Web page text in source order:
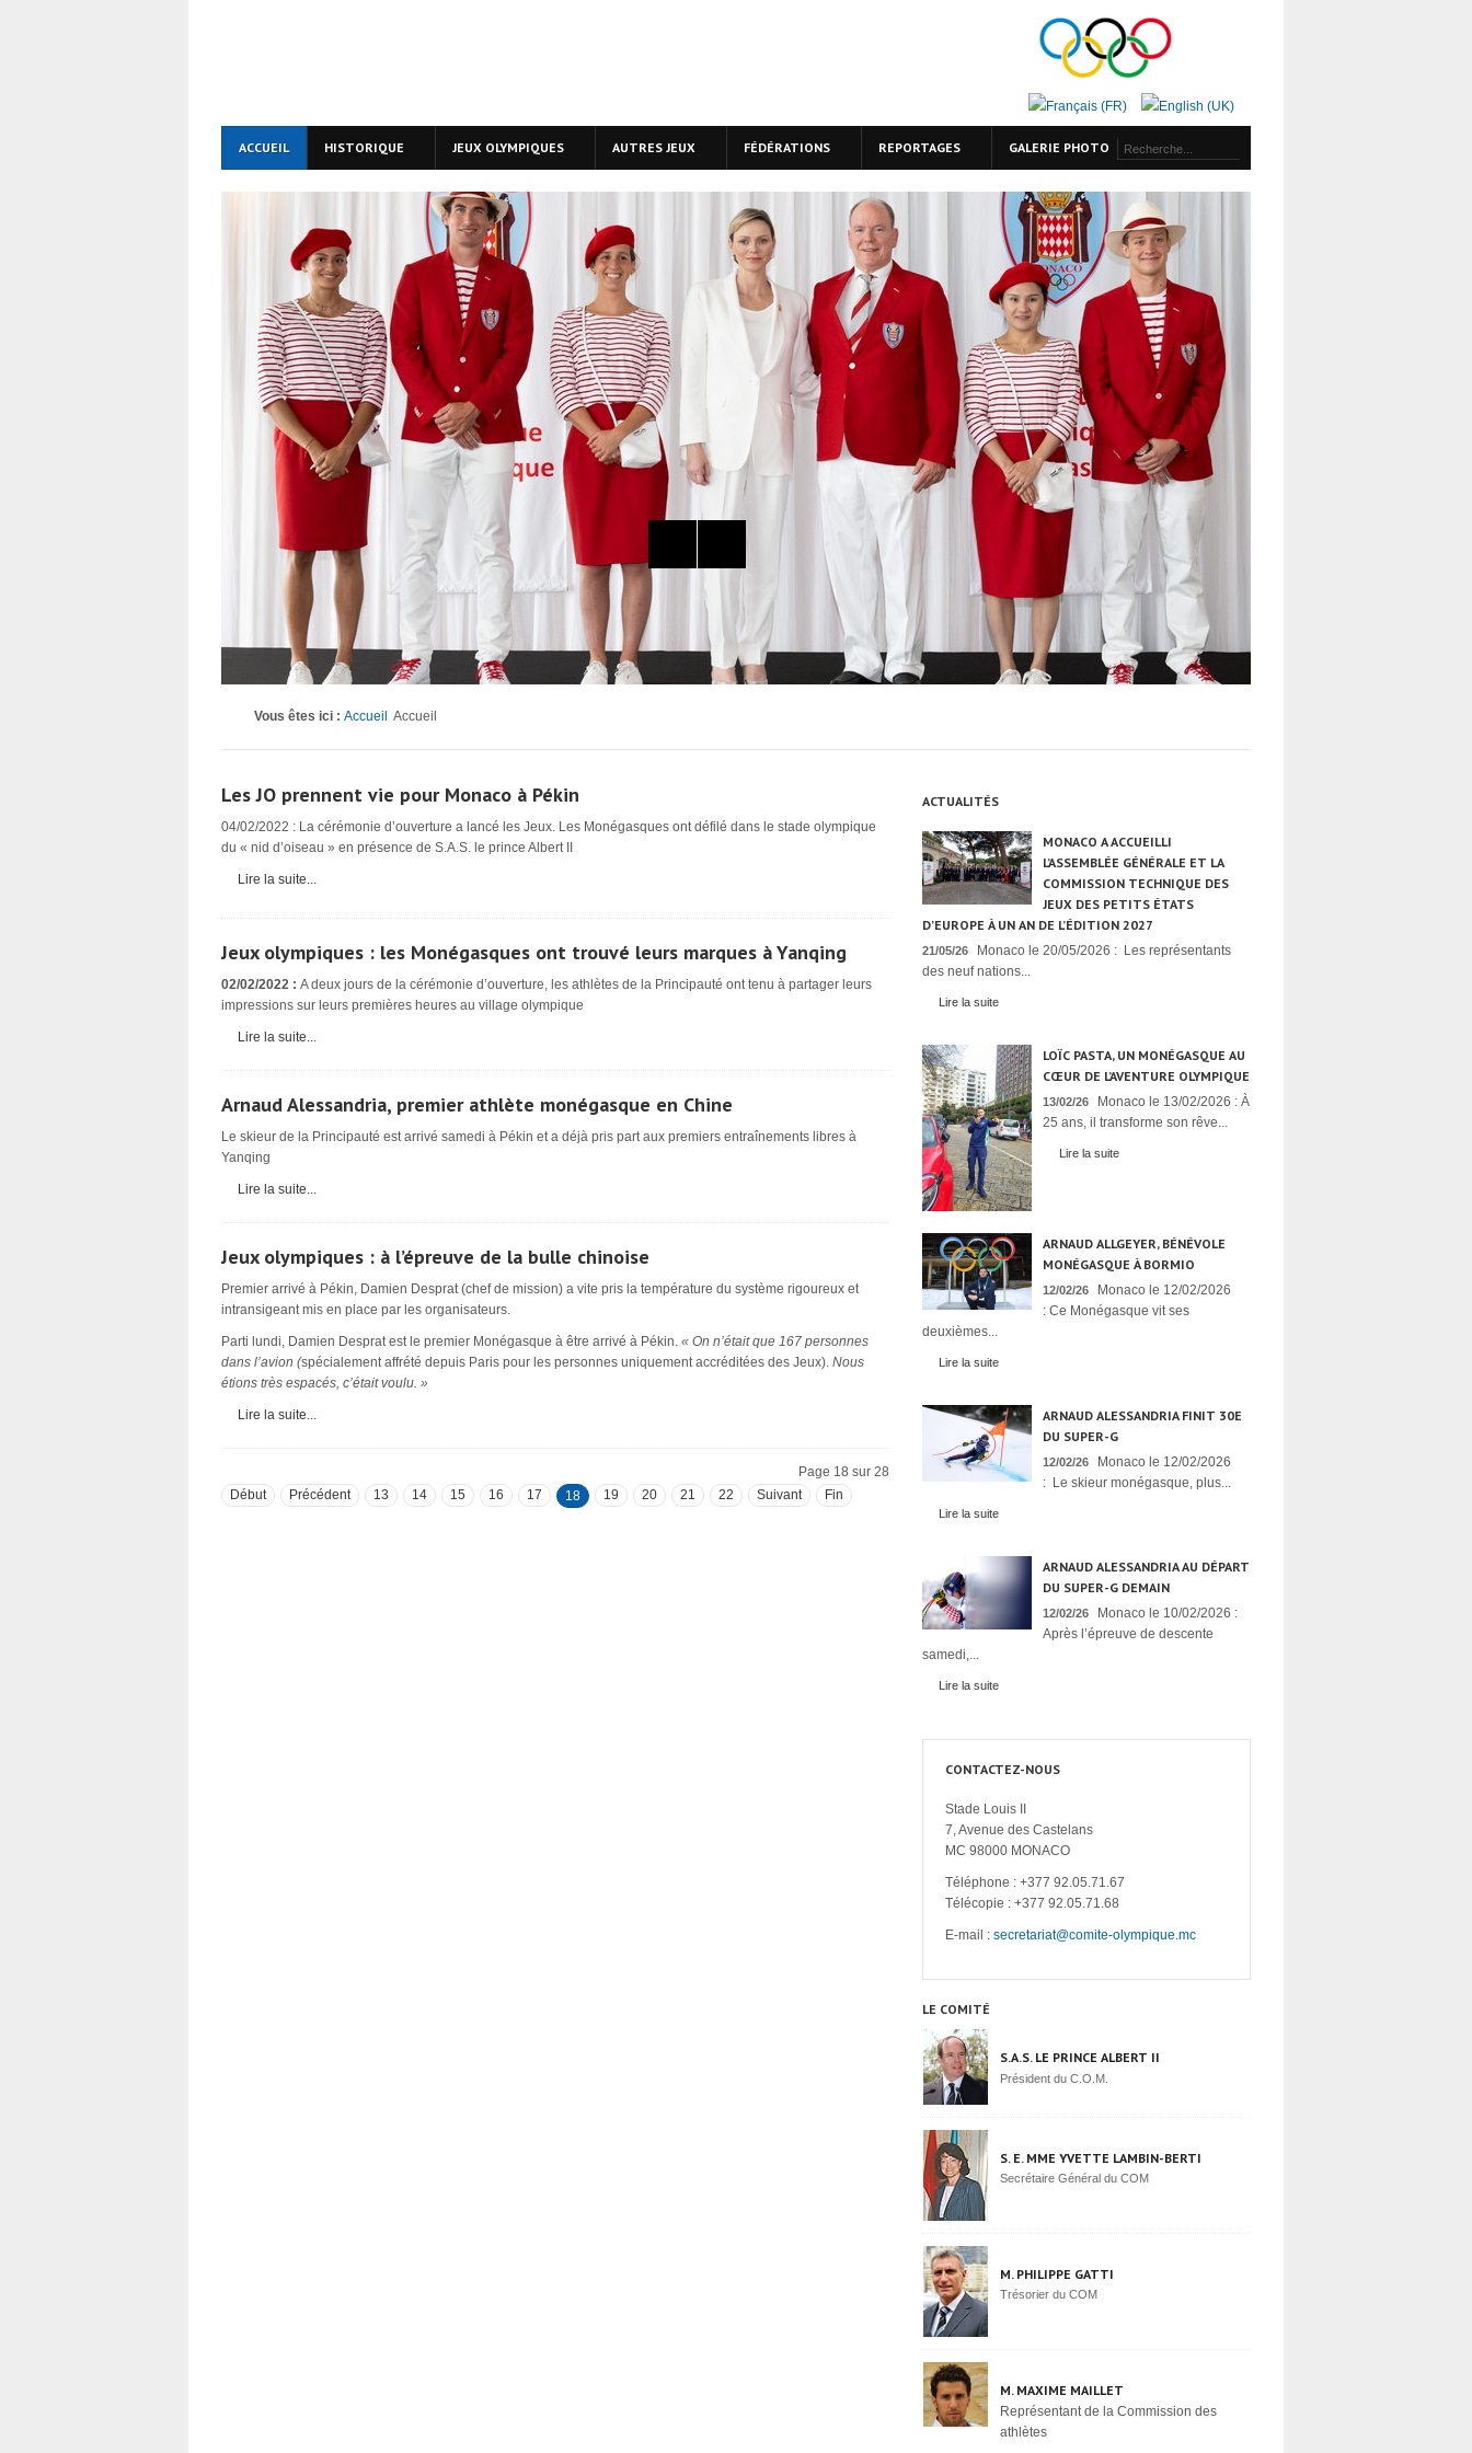
ACCUEIL HISTORIQUE JEUX OLYMPIQUES AUTRES JEUX FÉDÉRATIONS REPORTAGES GALERIE PHOTO
Vous êtes ici : Accueil Accueil
Les JO prennent vie pour Monaco à Pékin
04/02/2022 : La cérémonie d’ouverture a lancé les Jeux. Les Monégasques ont défilé dans le stade olympique
du « nid d’oiseau » en présence de S.A.S. le prince Albert II
Lire la suite...
Jeux olympiques : les Monégasques ont trouvé leurs marques à Yanqing
02/02/2022 : A deux jours de la cérémonie d’ouverture, les athlètes de la Principauté ont tenu à partager leurs
impressions sur leurs premières heures au village olympique
Lire la suite...
Arnaud Alessandria, premier athlète monégasque en Chine
Le skieur de la Principauté est arrivé samedi à Pékin et a déjà pris part aux premiers entraînements libres à
Yanqing
Lire la suite...
Jeux olympiques : à l’épreuve de la bulle chinoise
Premier arrivé à Pékin, Damien Desprat (chef de mission) a vite pris la température du système rigoureux et
intransigeant mis en place par les organisateurs.
Parti lundi, Damien Desprat est le premier Monégasque à être arrivé à Pékin. « On n’était que 167 personnes
dans l’avion (spécialement affrété depuis Paris pour les personnes uniquement accréditées des Jeux). Nous
étions très espacés, c’était voulu. »
Lire la suite...
Page 18 sur 28
Début
Précédent 13 14 15 16 17 18 19 20 21 22 Suivant Fin
ACTUALITÉS
MONACO A ACCUEILLI
L’ASSEMBLÉE GÉNÉRALE ET LA
COMMISSION TECHNIQUE DES
JEUX DES PETITS ÉTATS
D’EUROPE À UN AN DE L’ÉDITION 2027
21/05/26
Monaco le 20/05/2026 : Les représentants
des neuf nations...
Lire la suite
LOÏC PASTA, UN MONÉGASQUE AU
CŒUR DE L’AVENTURE OLYMPIQUE
13/02/26
Monaco le 13/02/2026 : À
25 ans, il transforme son rêve...
Lire la suite
ARNAUD ALLGEYER, BÉNÉVOLE
MONÉGASQUE À BORMIO
12/02/26
Monaco le 12/02/2026
: Ce Monégasque vit ses
deuxièmes...
Lire la suite
ARNAUD ALESSANDRIA FINIT 30E
DU SUPER-G
12/02/26
Monaco le 12/02/2026
: Le skieur monégasque, plus...
Lire la suite
ARNAUD ALESSANDRIA AU DÉPART
DU SUPER-G DEMAIN
12/02/26
Monaco le 10/02/2026 :
Après l’épreuve de descente
samedi,...
Lire la suite
CONTACTEZ-NOUS
Stade Louis II
7, Avenue des Castelans
MC 98000 MONACO
Téléphone : +377 92.05.71.67
Télécopie : +377 92.05.71.68
E-mail : secretariat@comite-olympique.mc
LE COMITÉ
S.A.S. LE PRINCE ALBERT II
Président du C.O.M.
S. E. MME YVETTE LAMBIN-BERTI
Secrétaire Général du COM
M. PHILIPPE GATTI
Trésorier du COM
M. MAXIME MAILLET
Représentant de la Commission des
athlètes